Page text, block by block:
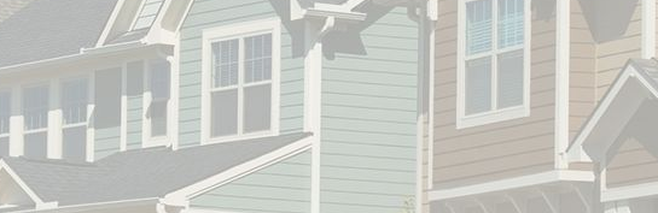
関連アイテムを見る
納期と配送方法
法
ルオーダー制作事例